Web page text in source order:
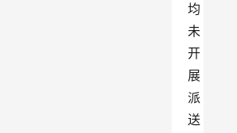
均
未
开
展
派
送